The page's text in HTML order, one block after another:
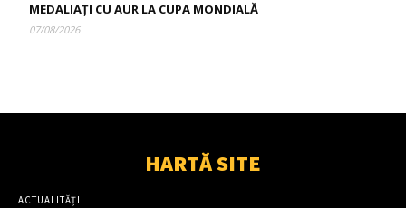
MEDALIAȚI CU AUR LA CUPA MONDIALĂ
07/08/2026
HARTĂ SITE
ACTUALITĂȚI